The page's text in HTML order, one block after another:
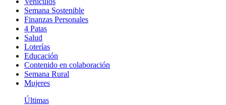
Semana Sostenible
Finanzas Personales
4 Patas
Salud
Loterías
Educación
Contenido en colaboración
Semana Rural
Mujeres
Últimas